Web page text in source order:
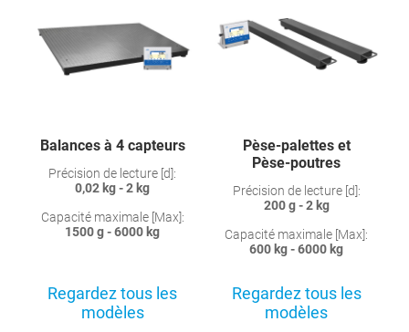
Balances à 4 capteurs
Précision de lecture [d]:
0,02 kg - 2 kg
Capacité maximale [Max]:
1500 g - 6000 kg
Regardez tous les
modèles
Pèse-palettes et
Pèse-poutres
Précision de lecture [d]:
200 g - 2 kg
Capacité maximale [Max]:
600 kg - 6000 kg
Regardez tous les
modèles